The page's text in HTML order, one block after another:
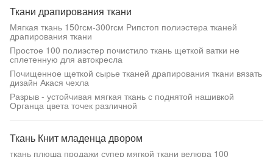
Ткани драпирования ткани
Мягкая ткань 150гсм-300гсм Рипстоп полиэстера тканей
драпирования ткани
Простое 100 полиэстер почистило ткань щеткой ватки не
сплетенную для автокресла
Почищенное щеткой сырье тканей драпирования ткани вязать
дизайн Акася чехла
Разрыв - устойчивая мягкая ткань с поднятой нашивкой
Органца цвета точек различной
Ткань Книт младенца двором
ткань плюша продажи супер мягкой ткани велюра 100